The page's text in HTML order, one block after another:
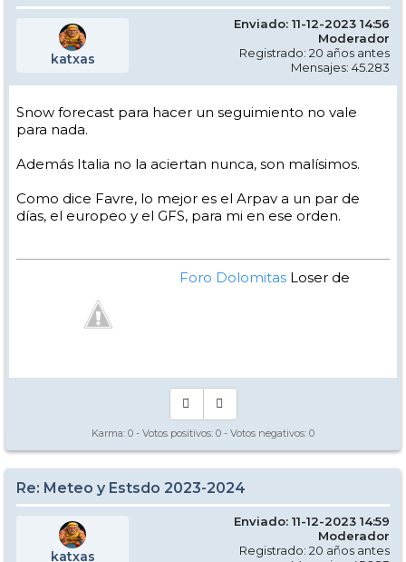
katxas
Enviado: 11-12-2023 14:56
Moderador
Registrado: 20 años antes
Mensajes: 45.283
Snow forecast para hacer un seguimiento no vale
para nada.
Además Italia no la aciertan nunca, son malísimos.
Como dice Favre, lo mejor es el Arpav a un par de
días, el europeo y el GFS, para mi en ese orden.
Foro DolomitasLoser de
Karma: 0 - Votos positivos: 0 - Votos negativos: 0
Re: Meteo y Estsdo 2023-2024
katxas
Enviado: 11-12-2023 14:59
Moderador
Registrado: 20 años antes